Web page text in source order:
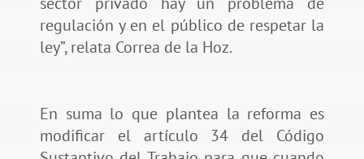
regulación y en el público de respetar la
ley”, relata Correa de la Hoz.
En suma lo que plantea la reforma es
modificar el artículo 34 del Código